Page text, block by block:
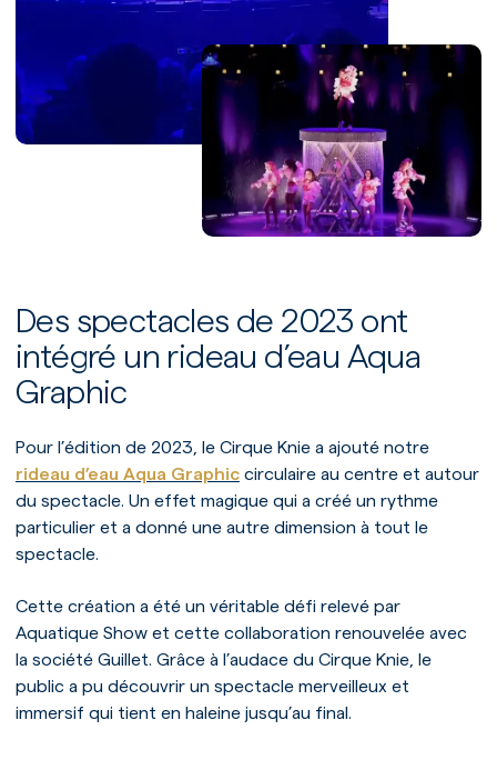
Des spectacles de 2023 ont
intégré un rideau d’eau Aqua
Graphic
Pour l’édition de 2023, le Cirque Knie a ajouté notre
rideau d’eau Aqua Graphic circulaire au centre et autour
du spectacle. Un effet magique qui a créé un rythme
particulier et a donné une autre dimension à tout le
spectacle.
Cette création a été un véritable défi relevé par
Aquatique Show et cette collaboration renouvelée avec
la société Guillet. Grâce à l’audace du Cirque Knie, le
public a pu découvrir un spectacle merveilleux et
immersif qui tient en haleine jusqu’au final.